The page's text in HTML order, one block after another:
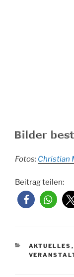
Fotos: Christian
Beitrag teilen:
KATEGORIEN
AKTUELLES ,